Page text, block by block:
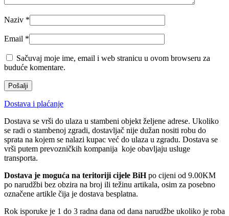
Naziv *
Email *
Sačuvaj moje ime, email i web stranicu u ovom browseru za
buduće komentare.
Dostava i plaćanje
Dostava se vrši do ulaza u stambeni objekt željene adrese. Ukoliko
se radi o stambenoj zgradi, dostavljač nije dužan nositi robu do
sprata na kojem se nalazi kupac već do ulaza u zgradu. Dostava se
vrši putem prevozničkih kompanija koje obavljaju usluge
transporta.
Dostava je moguća na teritoriji cijele BiHpo cijeni od 9.00KM
po narudžbi bez obzira na broj ili težinu artikala, osim za posebno
označene artikle čija je dostava besplatna.
Rok isporuke je 1 do 3 radna dana od dana narudžbe ukoliko je roba